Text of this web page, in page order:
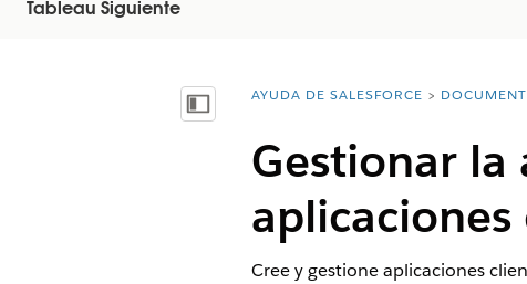
Tableau Siguiente
Mostrar índice de materias
Usted está aquí:
AYUDA DE SALESFORCE
Gestionar
Cree y gestione aplicaciones